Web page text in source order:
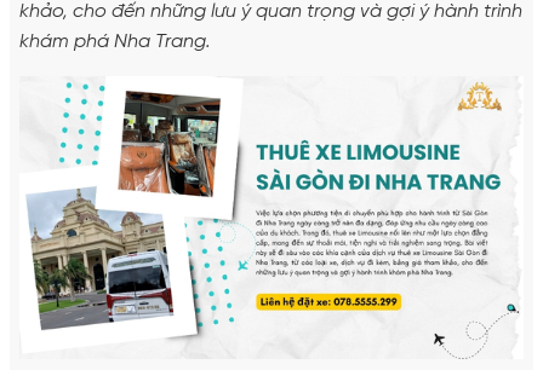
khảo, cho đến những lưu ý quan trọng và gợi ý hành trình
khám phá Nha Trang.